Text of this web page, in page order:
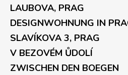
LAUBOVA, PRAG
DESIGNWOHNUNG IN
SLAVÍKOVA 3, PRAG
V BEZOVÉM ŮDOLÍ
ZWISCHEN DEN BOEGEN